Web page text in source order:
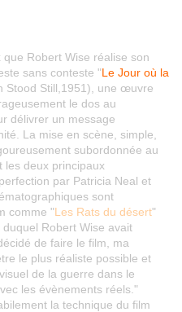
Robert Wise réalise son
sans conteste "Le Jour où la
Stood Still,1951), une œuvre
le dos au
délivrer un message
La mise en scène, simple,
subordonnée au
les deux principaux
par Patricia Neal et
sont
comme "Les Rats du désert"
Robert Wise avait
de faire le film, ma
le plus réaliste possible et
de la guerre dans le
les évènements réels."
la technique du film